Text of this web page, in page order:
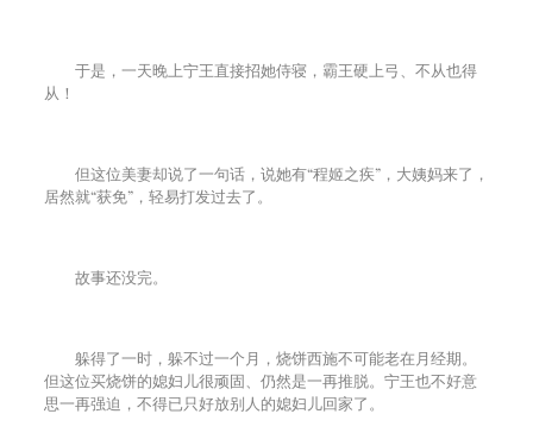
于是，一天晚上宁王直接招她侍寝，霸王硬上弓、不从也得
从！
但这位美妻却说了一句话，说她有“程姬之疾”，大姨妈来了，
居然就“获免”，轻易打发过去了。
故事还没完。
躲得了一时，躲不过一个月，烧饼西施不可能老在月经期。
但这位买烧饼的媳妇儿很顽固、仍然是一再推脱。宁王也不好意
思一再强迫，不得已只好放别人的媳妇儿回家了。